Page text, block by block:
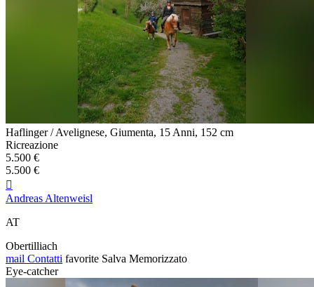
Haflinger / Avelignese, Giumenta, 15 Anni, 152 cm
Ricreazione
5.500 €
5.500 €

Andreas Altenweisl
AT
Obertilliach
mail Contatti favorite Salva Memorizzato
Eye-catcher